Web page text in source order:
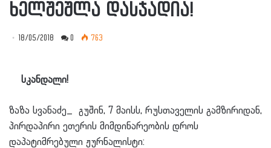
ხელშეშლა დასჯადია!
18/05/2018 0 763
სკანდალი!
ზაზა სვანაძე_ გუშინ, 7 მაისს, რუსთაველის გამზირიდან,
პირდაპირი ეთერის მიმდინარეობის დროს
დაპატიმრებული ჟურნალისტი: